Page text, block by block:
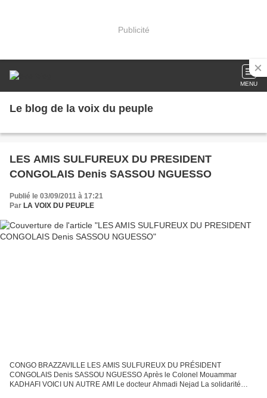
Publicité
MENU
Le blog de la voix du peuple
LES AMIS SULFUREUX DU PRESIDENT
CONGOLAIS Denis SASSOU NGUESSO
Publié le 03/09/2011 à 17:21
Par LA VOIX DU PEUPLE
CONGO BRAZZAVILLE LES AMIS SULFUREUX DU PRÉSIDENT
CONGOLAIS Denis SASSOU NGUESSO Après le Colonel Mouammar
KADHAFI VOICI UN AUTRE AMI Le docteur Ahmadi Nejad La solidarité